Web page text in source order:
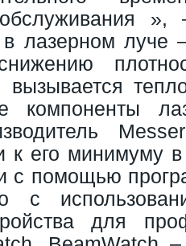
обслуживания
лазерном луче
вызывается
компоненты
к его минимуму
с помощью
с
для